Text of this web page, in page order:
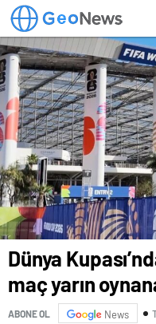
Dünya
maç yarın
ABONE OL News